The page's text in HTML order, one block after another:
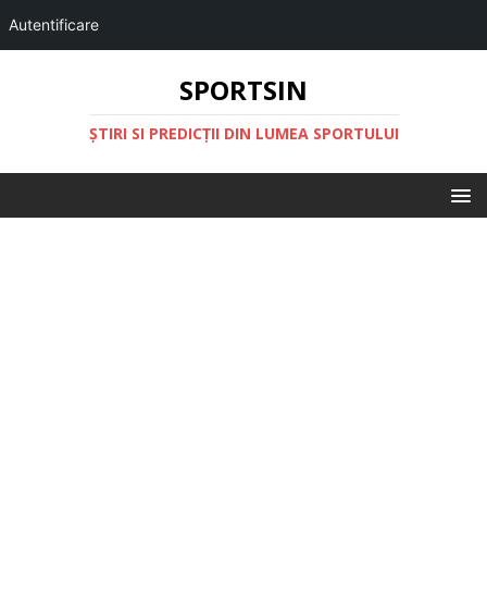
Autentificare
SPORTSIN
ŞTIRI SI PREDICŢII DIN LUMEA SPORTULUI